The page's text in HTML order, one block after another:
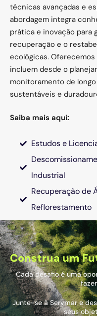
técnicas avançadas e
abordagem integra
prática e inovação para
recuperação e o
ecológicas.
incluem desde o
monitoramento de
sustentáveis e
Saiba mais aqui:
Estudos e
Industrial
Recuperação de
Reflorestamento
Construa um
Cada desafio é uma
Junte-se à Servmar e
seus